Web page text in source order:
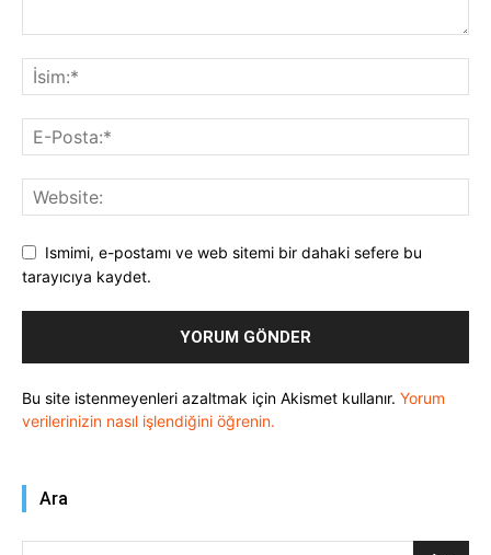
Ismimi, e-postamı ve web sitemi bir dahaki sefere bu
tarayıcıya kaydet.
Bu site istenmeyenleri azaltmak için Akismet kullanır. Yorum
verilerinizin nasıl işlendiğini öğrenin.
Ara